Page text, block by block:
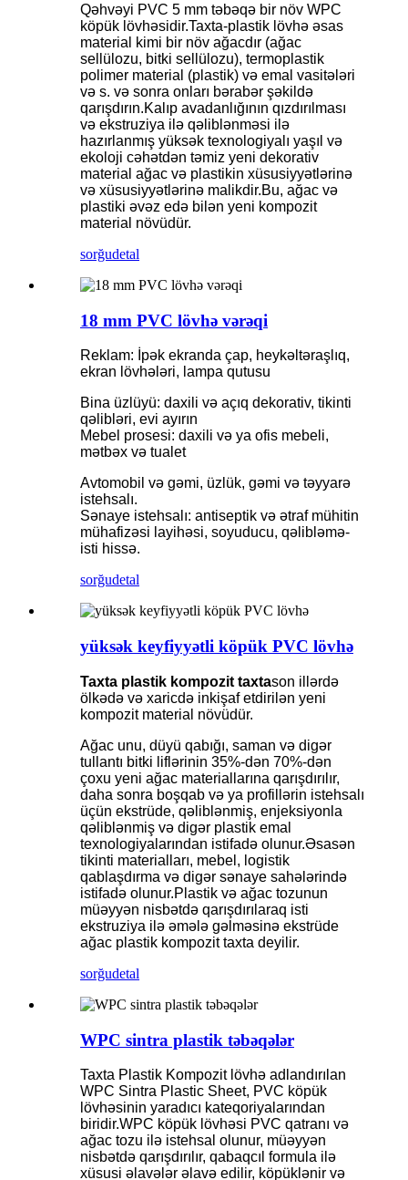
Qəhvəyi PVC 5 mm təbəqə bir növ WPC
köpük lövhəsidir.Taxta-plastik lövhə əsas
material kimi bir növ ağacdır (ağac
sellülozu, bitki sellülozu), termoplastik
polimer material (plastik) və emal vasitələri
və s. və sonra onları bərabər şəkildə
qarışdırın.Kalıp avadanlığının qızdırılması
və ekstruziya ilə qəliblənməsi ilə
hazırlanmış yüksək texnologiyalı yaşıl və
ekoloji cəhətdən təmiz yeni dekorativ
material ağac və plastikin xüsusiyyətlərinə
və xüsusiyyətlərinə malikdir.Bu, ağac və
plastiki əvəz edə bilən yeni kompozit
material növüdür.
sorğudetal
18 mm PVC lövhə vərəqi
Reklam: İpək ekranda çap, heykəltəraşlıq,
ekran lövhələri, lampa qutusu
Bina üzlüyü: daxili və açıq dekorativ, tikinti
qəlibləri, evi ayırın
Mebel prosesi: daxili və ya ofis mebeli,
mətbəx və tualet
Avtomobil və gəmi, üzlük, gəmi və təyyarə
istehsalı.
Sənaye istehsalı: antiseptik və ətraf mühitin
mühafizəsi layihəsi, soyuducu, qəlibləmə-
isti hissə.
sorğudetal
yüksək keyfiyyətli köpük PVC lövhə
Taxta plastik kompozit taxtason illərdə
ölkədə və xaricdə inkişaf etdirilən yeni
kompozit material növüdür.
Ağac unu, düyü qabığı, saman və digər
tullantı bitki liflərinin 35%-dən 70%-dən
çoxu yeni ağac materiallarına qarışdırılır,
daha sonra boşqab və ya profillərin istehsalı
üçün ekstrüde, qəliblənmiş, enjeksiyonla
qəliblənmiş və digər plastik emal
texnologiyalarından istifadə olunur.Əsasən
tikinti materialları, mebel, logistik
qablaşdırma və digər sənaye sahələrində
istifadə olunur.Plastik və ağac tozunun
müəyyən nisbətdə qarışdırılaraq isti
ekstruziya ilə əmələ gəlməsinə ekstrüde
ağac plastik kompozit taxta deyilir.
sorğudetal
WPC sintra plastik təbəqələr
Taxta Plastik Kompozit lövhə adlandırılan
WPC Sintra Plastic Sheet, PVC köpük
lövhəsinin yaradıcı kateqoriyalarından
biridir.WPC köpük lövhəsi PVC qatranı və
ağac tozu ilə istehsal olunur, müəyyən
nisbətdə qarışdırılır, qabaqcıl formula ilə
xüsusi əlavələr əlavə edilir, köpüklənir və